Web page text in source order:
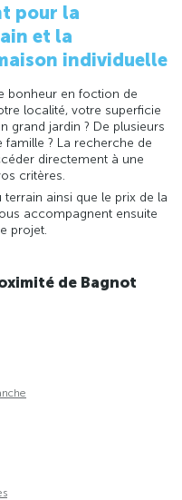
pour la
et la
individuelle
bonheur en foction de
localité, votre superficie
grand jardin ? De plusieurs
? La recherche de
directement à une
critères.
ainsi que le prix de la
accompagnent ensuite
projet.
de Bagnot